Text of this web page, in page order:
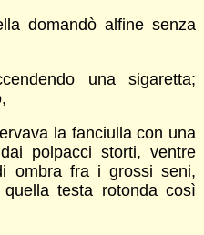
domandò alfine senza
una sigaretta;
la fanciulla con una
polpacci storti, ventre
ombra fra i grossi seni,
testa rotonda così